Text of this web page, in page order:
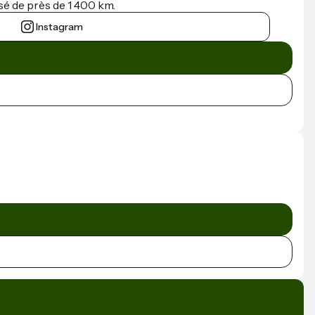
de près de 1 400 km.
Instagram